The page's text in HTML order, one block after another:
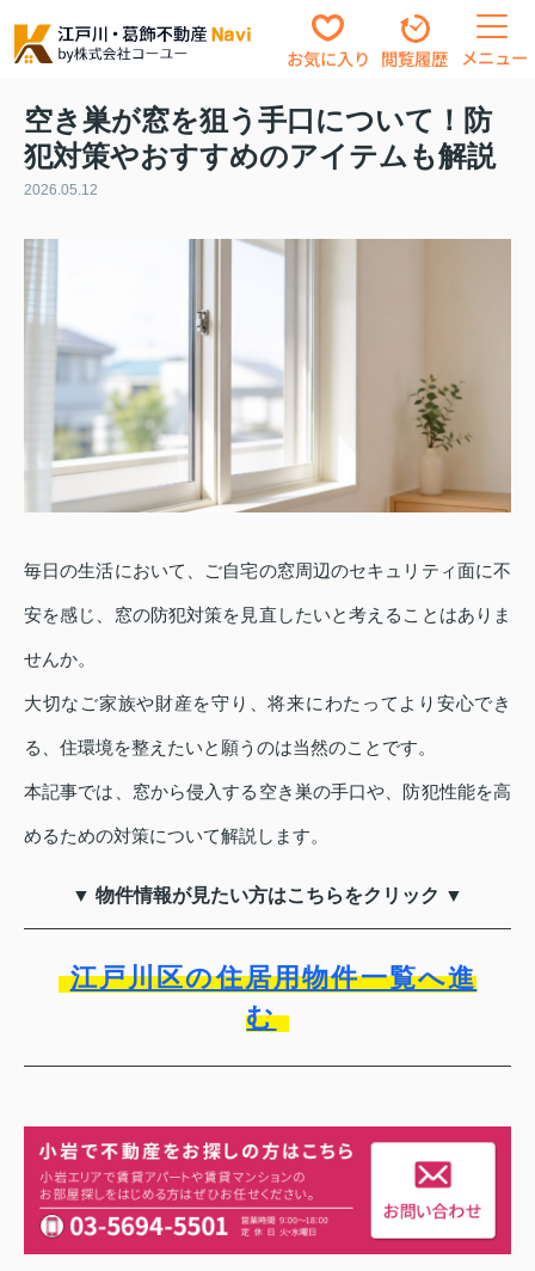
お気に入り 閲覧履歴 メニュー
空き巣が窓を狙う手口について！防
犯対策やおすすめのアイテムも解説
2026.05.12
毎日の生活において、ご自宅の窓周辺のセキュリティ面に不
安を感じ、窓の防犯対策を見直したいと考えることはありま
せんか。
大切なご家族や財産を守り、将来にわたってより安心でき
る、住環境を整えたいと願うのは当然のことです。
本記事では、窓から侵入する空き巣の手口や、防犯性能を高
めるための対策について解説します。
▼ 物件情報が見たい方はこちらをクリック ▼
江戸川区の住居用物件一覧へ進
む